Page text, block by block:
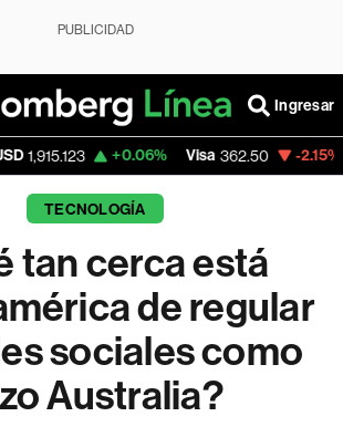
PUBLICIDAD
Ingresar
+0.06% Visa 362.50 -2.15%
TECNOLOGÍA
tan cerca está
de regular
sociales como
Australia?